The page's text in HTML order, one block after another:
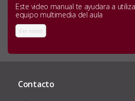
Este video manual te ayudara a
equipo multimedia del aula
Ver video
Contacto